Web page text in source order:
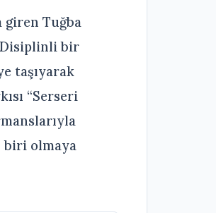
giren Tuğba
Disiplinli bir
taşıyarak
“Serseri
biri olmaya